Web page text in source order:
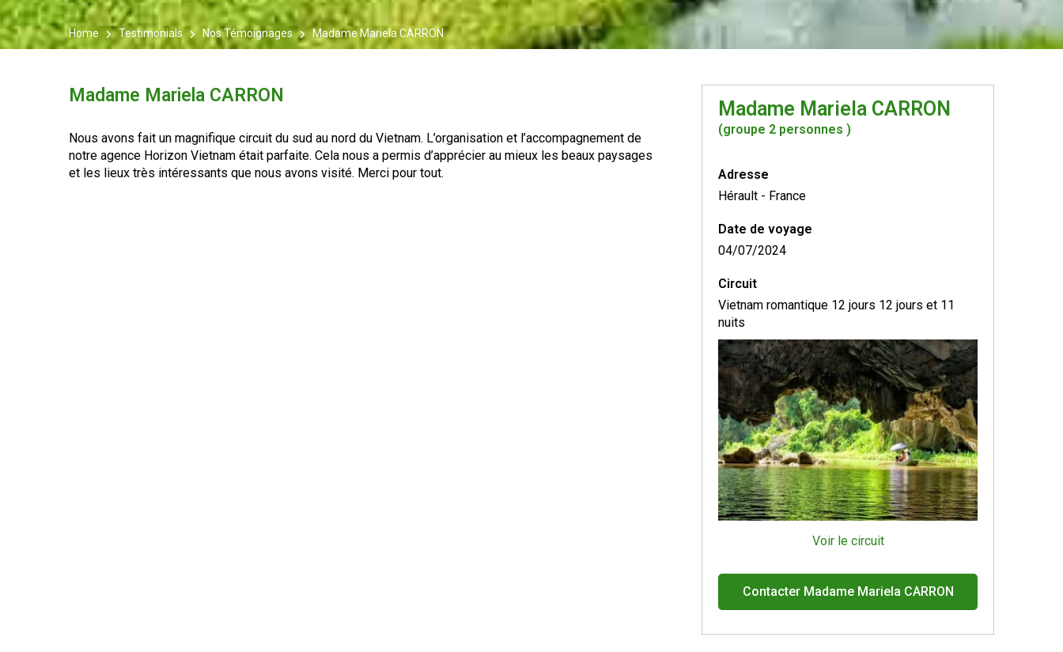
Home Testimonials Nos Témoignages Madame Mariela CARRON
Madame Mariela CARRON
Nous avons fait un magnifique circuit du sud au nord du Vietnam. L’organisation et l’accompagnement de
notre agence Horizon Vietnam était parfaite. Cela nous a permis d’apprécier au mieux les beaux paysages
et les lieux très intéressants que nous avons visité. Merci pour tout.
Madame Mariela CARRON
(groupe 2 personnes )
Adresse
Hérault - France
Date de voyage
04/07/2024
Circuit
Vietnam romantique 12 jours 12 jours et 11
nuits
Voir le circuit
Contacter Madame Mariela CARRON